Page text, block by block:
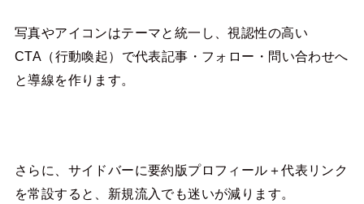
写真やアイコンはテーマと統一し、視認性の高い
CTA（行動喚起）で代表記事・フォロー・問い合わせへ
と導線を作ります。
さらに、サイドバーに要約版プロフィール＋代表リンク
を常設すると、新規流入でも迷いが減ります。